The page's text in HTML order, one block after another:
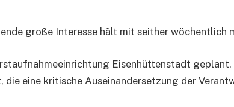
große Interesse hält mit seither wöchentlich
Eisenhüttenstadt
eine kritische Auseinandersetzung der